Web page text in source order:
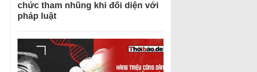
chức tham nhũng khi đối diện với
pháp luật